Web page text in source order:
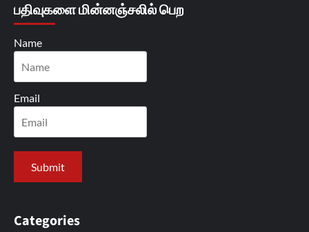
பதிவுகளை மின்னஞ்சலில் பெற
Name
Email
Categories